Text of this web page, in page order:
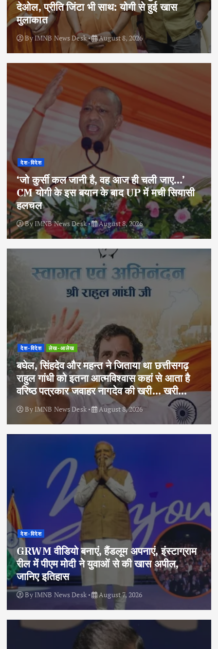
देओल, प्रीति जिंटा भी साथ: योगी से हुई खास
मुलाकात
ByIMNB News Desk August 8, 2026
देश-विदेश
‘जो कुर्सी कल जानी है, वह आज ही चली जाए…’
CM योगी के इस बयान के बाद UP में मची सियासी
हलचल
ByIMNB News Desk August 8, 2026
देश-विदेश लेख-आलेख
बघेल, सिंहदेव और महन्त ने जिताया था छत्तीसगढ़
राहुल गांधी को इतना आत्मविश्वास कहां से आता है
वरिष्ठ पत्रकार जवाहर नागदेव की खरी… खरी…
By IMNB News Desk August 8, 2026
देश-विदेश
GRWM वीडियो बनाएं, हैंडलूम अपनाएं, इंस्टाग्राम
रील में पीएम मोदी ने युवाओं से की खास अपील,
जानिए इतिहास
By IMNB News Desk August 7, 2026